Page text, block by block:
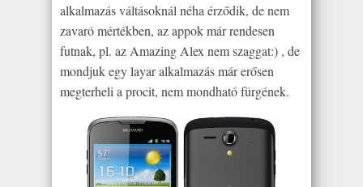
alkalmazás váltásoknál néha érződik, de nem
zavaró mértékben, az appok már rendesen
futnak, pl. az Amazing Alex nem szaggat:) , de
mondjuk egy layar alkalmazás már erősen
megterheli a procit, nem mondható fürgének.